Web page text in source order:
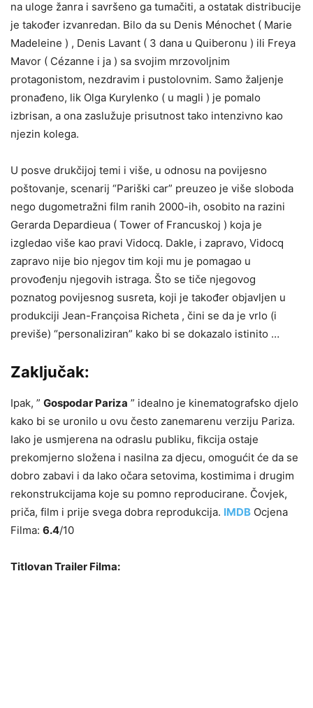
na uloge žanra i savršeno ga tumačiti, a ostatak distribucije
je također izvanredan. Bilo da su Denis Ménochet ( Marie
Madeleine ) , Denis Lavant ( 3 dana u Quiberonu ) ili Freya
Mavor ( Cézanne i ja ) sa svojim mrzovoljnim
protagonistom, nezdravim i pustolovnim. Samo žaljenje
pronađeno, lik Olga Kurylenko ( u magli ) je pomalo
izbrisan, a ona zaslužuje prisutnost tako intenzivno kao
njezin kolega.
U posve drukčijoj temi i više, u odnosu na povijesno
poštovanje, scenarij “Pariški car” preuzeo je više sloboda
nego dugometražni film ranih 2000-ih, osobito na razini
Gerarda Depardieua ( Tower of Francuskoj ) koja je
izgledao više kao pravi Vidocq. Dakle, i zapravo, Vidocq
zapravo nije bio njegov tim koji mu je pomagao u
provođenju njegovih istraga. Što se tiče njegovog
poznatog povijesnog susreta, koji je također objavljen u
produkciji Jean-Françoisa Richeta , čini se da je vrlo (i
previše) “personaliziran” kako bi se dokazalo istinito …
Zaključak:
Ipak, ” Gospodar Pariza ” idealno je kinematografsko djelo
kako bi se uronilo u ovu često zanemarenu verziju Pariza.
Iako je usmjerena na odraslu publiku, fikcija ostaje
prekomjerno složena i nasilna za djecu, omogućit će da se
dobro zabavi i da lako očara setovima, kostimima i drugim
rekonstrukcijama koje su pomno reproducirane. Čovjek,
priča, film i prije svega dobra reprodukcija. IMDB Ocjena
Filma: 6.4/10
Titlovan Trailer Filma: